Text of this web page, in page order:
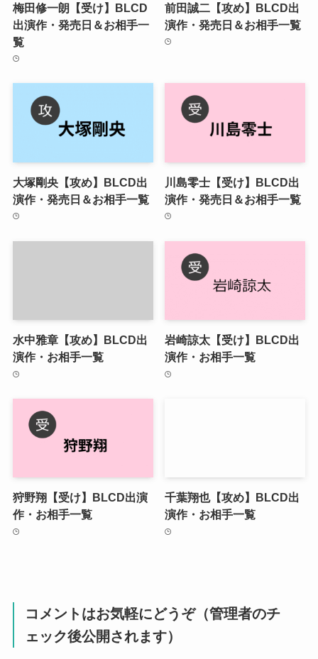
梅田修一朗【受け】BLCD
出演作・発売日＆お相手一
覧
前田誠二【攻め】BLCD出
演作・発売日＆お相手一覧
大塚剛央【攻め】BLCD出
演作・発売日＆お相手一覧
川島零士【受け】BLCD出
演作・発売日＆お相手一覧
水中雅章【攻め】BLCD出
演作・お相手一覧
岩崎諒太【受け】BLCD出
演作・お相手一覧
狩野翔【受け】BLCD出演
作・お相手一覧
千葉翔也【攻め】BLCD出
演作・お相手一覧
コメントはお気軽にどうぞ（管理者のチ
ェック後公開されます）